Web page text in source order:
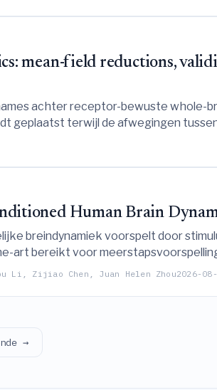
mean-field reductions,
achter receptor-bewuste whole-
geplaatst terwijl de afwegingen
Human Brain
breindynamiek voorspelt door
art bereikt voor
Li, Zijiao Chen, Juan Helen Zhou2026-
→